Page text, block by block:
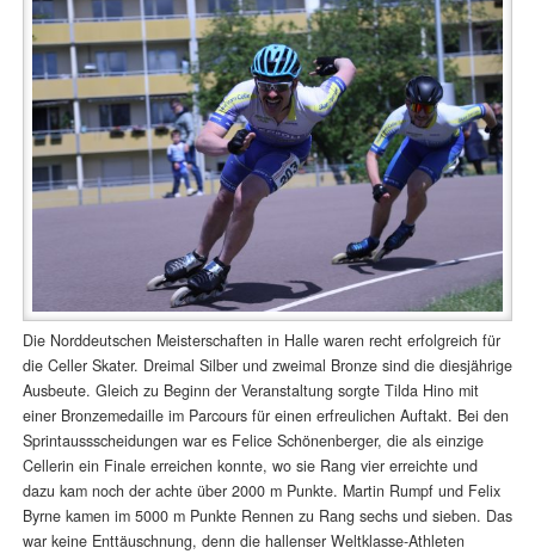
Die Norddeutschen Meisterschaften in Halle waren recht erfolgreich für
die Celler Skater. Dreimal Silber und zweimal Bronze sind die diesjährige
Ausbeute. Gleich zu Beginn der Veranstaltung sorgte Tilda Hino mit
einer Bronzemedaille im Parcours für einen erfreulichen Auftakt. Bei den
Sprintaussscheidungen war es Felice Schönenberger, die als einzige
Cellerin ein Finale erreichen konnte, wo sie Rang vier erreichte und
dazu kam noch der achte über 2000 m Punkte. Martin Rumpf und Felix
Byrne kamen im 5000 m Punkte Rennen zu Rang sechs und sieben. Das
war keine Enttäuschnung, denn die hallenser Weltklasse-Athleten